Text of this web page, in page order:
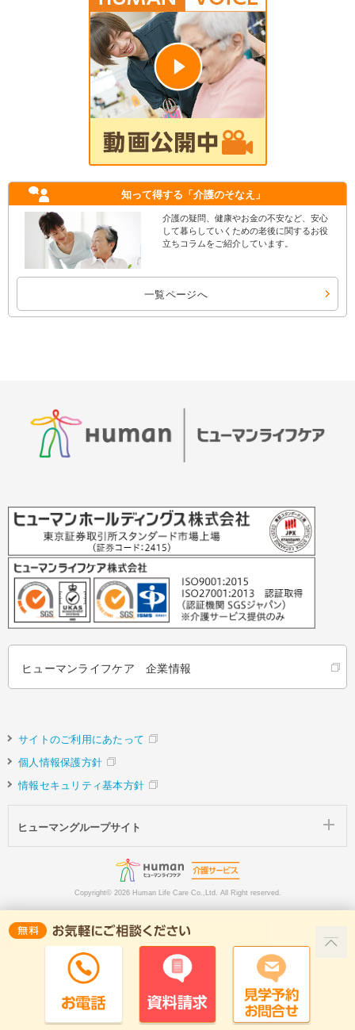
知って得する 「介護のそなえ」
介護の疑問、健康やお金の不安など、安心
して暮らしていくための老後に関するお役
立ちコラムをご紹介しています。
一覧ページへ
ヒューマンライフケア 企業情報
サイトのご利用にあたって
個人情報保護方針
情報セキュリティ基本方針
ヒューマングループサイト
Copyright© 2026 Human Life Care Co.,Ltd. All Right reserved.